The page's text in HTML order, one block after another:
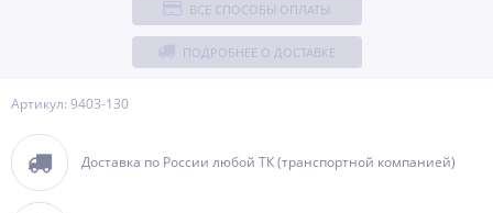
Артикул: 9403-130
Доставка по России любой ТК (транспортной компанией)
ВСЕ СПОСОБЫ ОПЛАТЫ
ПОДРОБНЕЕ О ДОСТАВКЕ